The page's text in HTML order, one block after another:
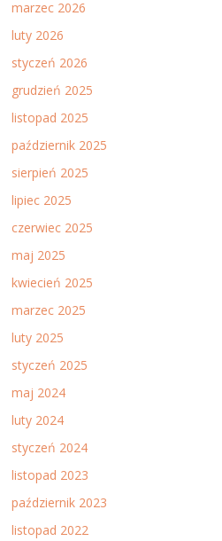
marzec 2026
luty 2026
styczeń 2026
grudzień 2025
listopad 2025
październik 2025
sierpień 2025
lipiec 2025
czerwiec 2025
maj 2025
kwiecień 2025
marzec 2025
luty 2025
styczeń 2025
maj 2024
luty 2024
styczeń 2024
listopad 2023
październik 2023
listopad 2022